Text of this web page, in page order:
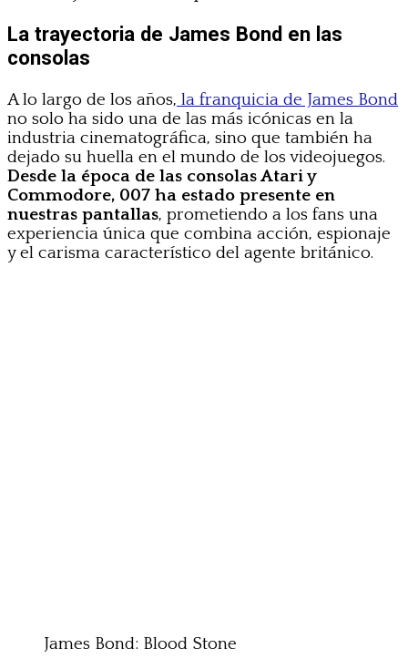
La trayectoria de James Bond en las
consolas
A lo largo de los años, la franquicia de James Bond
no solo ha sido una de las más icónicas en la
industria cinematográfica, sino que también ha
dejado su huella en el mundo de los videojuegos.
Desde la época de las consolas Atari y
Commodore, 007 ha estado presente en
nuestras pantallas, prometiendo a los fans una
experiencia única que combina acción, espionaje
y el carisma característico del agente británico.
James Bond: Blood Stone